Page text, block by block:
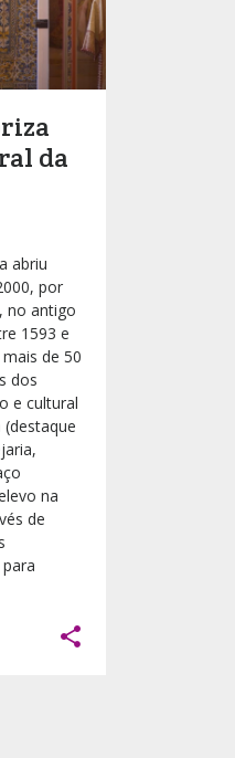
da
abriu
por
no antigo
1593 e
de 50
dos
e cultural
na
de
